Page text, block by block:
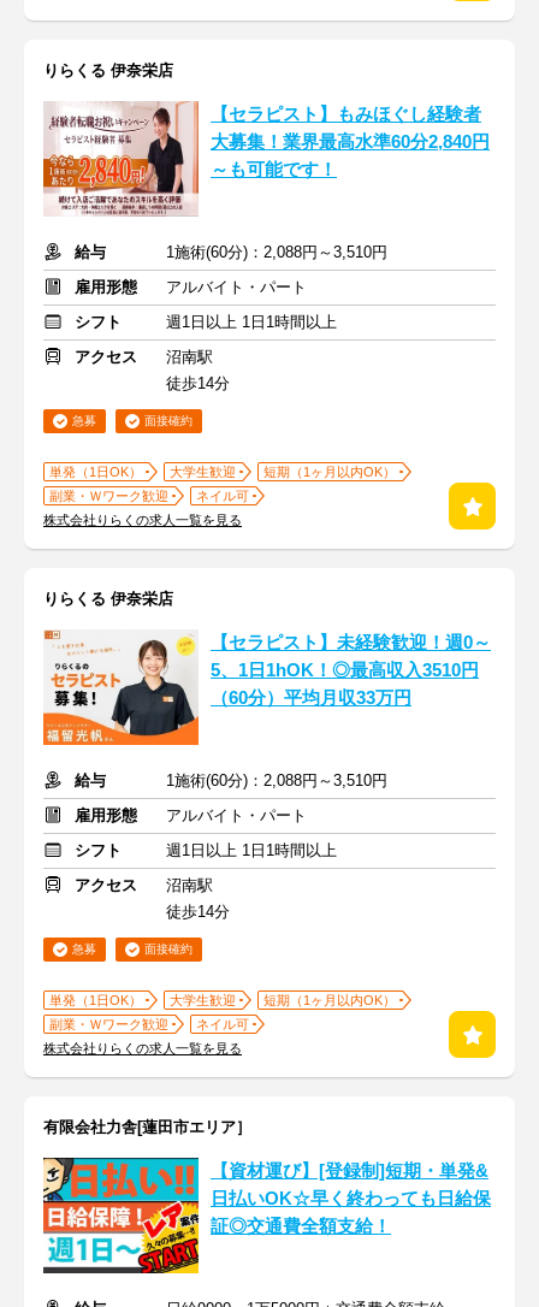
りらくる 伊奈栄店
【セラピスト】もみほぐし経験者
大募集！業界最高水準60分2,840円
～も可能です！
給与
1施術(60分)：2,088円～3,510円
雇用形態
アルバイト・パート
シフト
週1日以上 1日1時間以上
アクセス
沼南駅
徒歩14分
急募 面接確約
単発（1日OK） 大学生歓迎
短期（1ヶ月以内OK）
副業・Ｗワーク歓迎
ネイル可
株式会社りらくの求人一覧を見る
りらくる 伊奈栄店
【セラピスト】未経験歓迎！週0～
5、1日1hOK！◎最高収入3510円
（60分）平均月収33万円
給与
1施術(60分)：2,088円～3,510円
雇用形態
アルバイト・パート
シフト
週1日以上 1日1時間以上
アクセス
沼南駅
徒歩14分
急募 面接確約
単発（1日OK） 大学生歓迎
短期（1ヶ月以内OK）
副業・Ｗワーク歓迎
ネイル可
株式会社りらくの求人一覧を見る
有限会社力舎[蓮田市エリア］
【資材運び】[登録制]短期・単発&
日払いOK☆早く終わっても日給保
証◎交通費全額支給！